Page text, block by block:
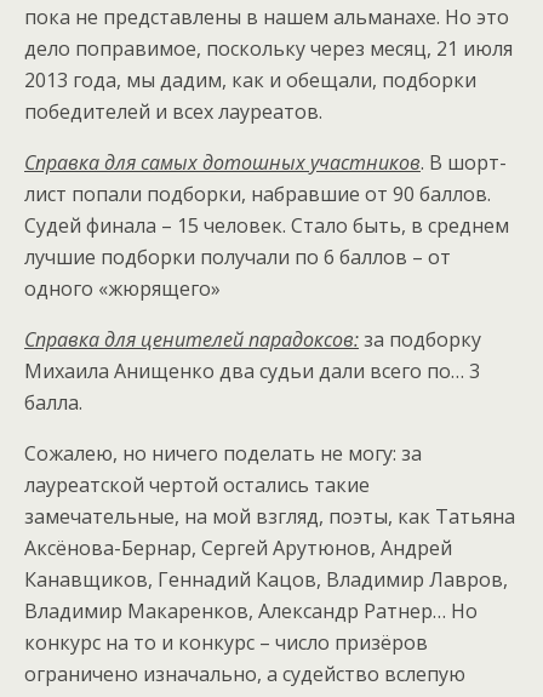
пока не представлены в нашем альманахе. Но это
дело поправимое, поскольку через месяц, 21 июля
2013 года, мы дадим, как и обещали, подборки
победителей и всех лауреатов.
Справка для самых дотошных участников. В шорт-
лист попали подборки, набравшие от 90 баллов.
Судей финала – 15 человек. Стало быть, в среднем
лучшие подборки получали по 6 баллов – от
одного «жюрящего»
Справка для ценителей парадоксов:за подборку
Михаила Анищенко два судьи дали всего по… 3
балла.
Сожалею, но ничего поделать не могу: за
лауреатской чертой остались такие
замечательные, на мой взгляд, поэты, как Татьяна
Аксёнова-Бернар, Сергей Арутюнов, Андрей
Канавщиков, Геннадий Кацов, Владимир Лавров,
Владимир Макаренков, Александр Ратнер… Но
конкурс на то и конкурс – число призёров
ограничено изначально, а судейство вслепую